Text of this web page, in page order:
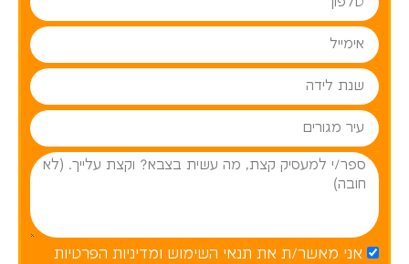
אני מאשר/ת את תנאי השימוש ומדיניות הפרטיות